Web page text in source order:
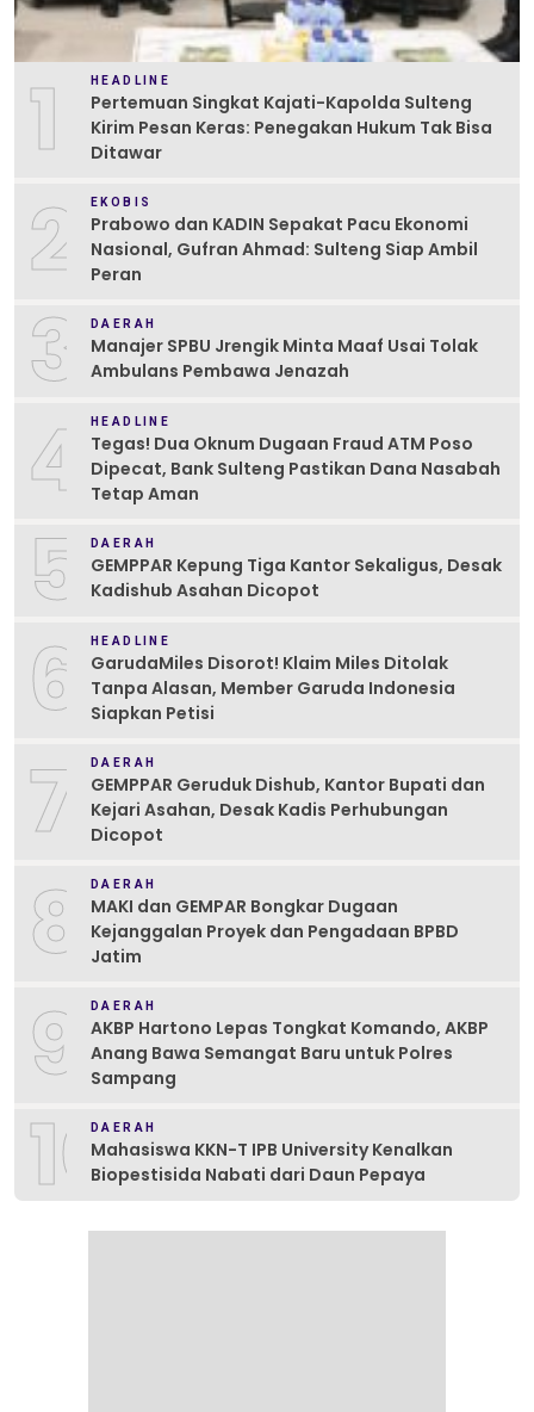
1 HEADLINE
Pertemuan Singkat Kajati-Kapolda Sulteng
Kirim Pesan Keras: Penegakan Hukum Tak Bisa
Ditawar
2 EKOBIS
Prabowo dan KADIN Sepakat Pacu Ekonomi
Nasional, Gufran Ahmad: Sulteng Siap Ambil
Peran
3 DAERAH
Manajer SPBU Jrengik Minta Maaf Usai Tolak
Ambulans Pembawa Jenazah
4 HEADLINE
Tegas! Dua Oknum Dugaan Fraud ATM Poso
Dipecat, Bank Sulteng Pastikan Dana Nasabah
Tetap Aman
5 DAERAH
GEMPPAR Kepung Tiga Kantor Sekaligus, Desak
Kadishub Asahan Dicopot
6 HEADLINE
GarudaMiles Disorot! Klaim Miles Ditolak
Tanpa Alasan, Member Garuda Indonesia
Siapkan Petisi
7 DAERAH
GEMPPAR Geruduk Dishub, Kantor Bupati dan
Kejari Asahan, Desak Kadis Perhubungan
Dicopot
8 DAERAH
MAKI dan GEMPAR Bongkar Dugaan
Kejanggalan Proyek dan Pengadaan BPBD
Jatim
9 DAERAH
AKBP Hartono Lepas Tongkat Komando, AKBP
Anang Bawa Semangat Baru untuk Polres
Sampang
10DAERAH
Mahasiswa KKN-T IPB University Kenalkan
Biopestisida Nabati dari Daun Pepaya